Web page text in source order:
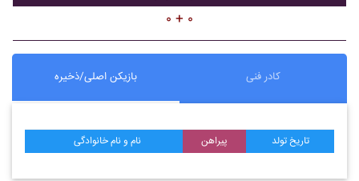
۰ + ۰
بازیکن اصلی/ذخیره کادر فنی
نام و نام خانوادگی پیراهن تاریخ تولد